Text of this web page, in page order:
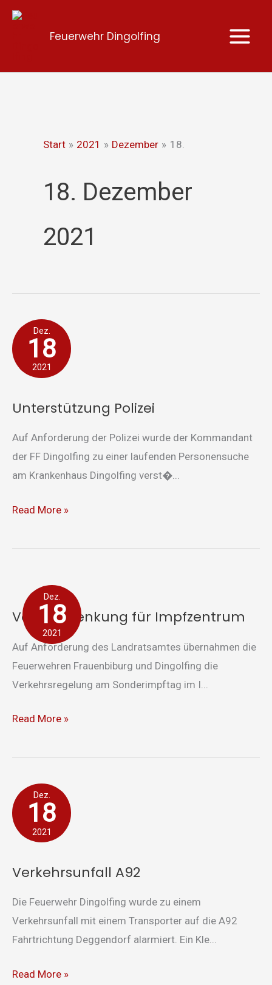
Zum
Feuerwehr Dingolfing
Start 2021 Dezember 18.
18. Dezember
2021
Dez.
18
2021
Unterstützung Polizei
Auf Anforderung der Polizei wurde der Kommandant
der FF Dingolfing zu einer laufenden Personensuche
am Krankenhaus Dingolfing verst�...
Unterstützung
Polizei
Read More »
Dez.
18
2021
Verkehrslenkung für Impfzentrum
Auf Anforderung des Landratsamtes übernahmen die
Feuerwehren Frauenbiburg und Dingolfing die
Verkehrsregelung am Sonderimpftag im I...
Verkehrslenkung
für
Impfzentrum
Read More »
Dez.
18
2021
Verkehrsunfall A92
Die Feuerwehr Dingolfing wurde zu einem
Verkehrsunfall mit einem Transporter auf die A92
Fahrtrichtung Deggendorf alarmiert. Ein Kle...
Verkehrsunfall
A92
Read More »